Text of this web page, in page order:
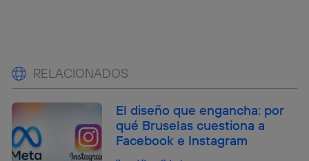
RELACIONADOS
El diseño que engancha: por
qué Bruselas cuestiona a
Facebook e Instagram